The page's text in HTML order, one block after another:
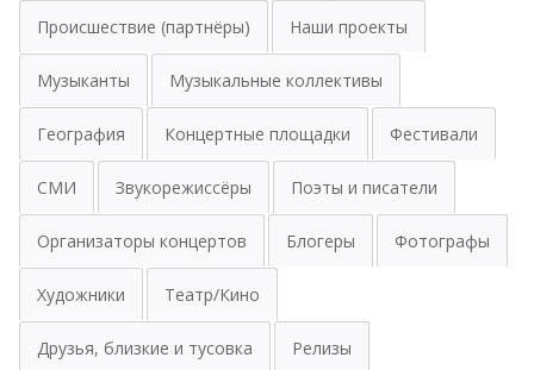
Происшествие (партнёры) Наши проекты
Музыканты Музыкальные коллективы
География Концертные площадки Фестивали
СМИ Звукорежиссёры Поэты и писатели
Организаторы концертов Блогеры Фотографы
Художники Театр/Кино
Друзья, близкие и тусовка Релизы